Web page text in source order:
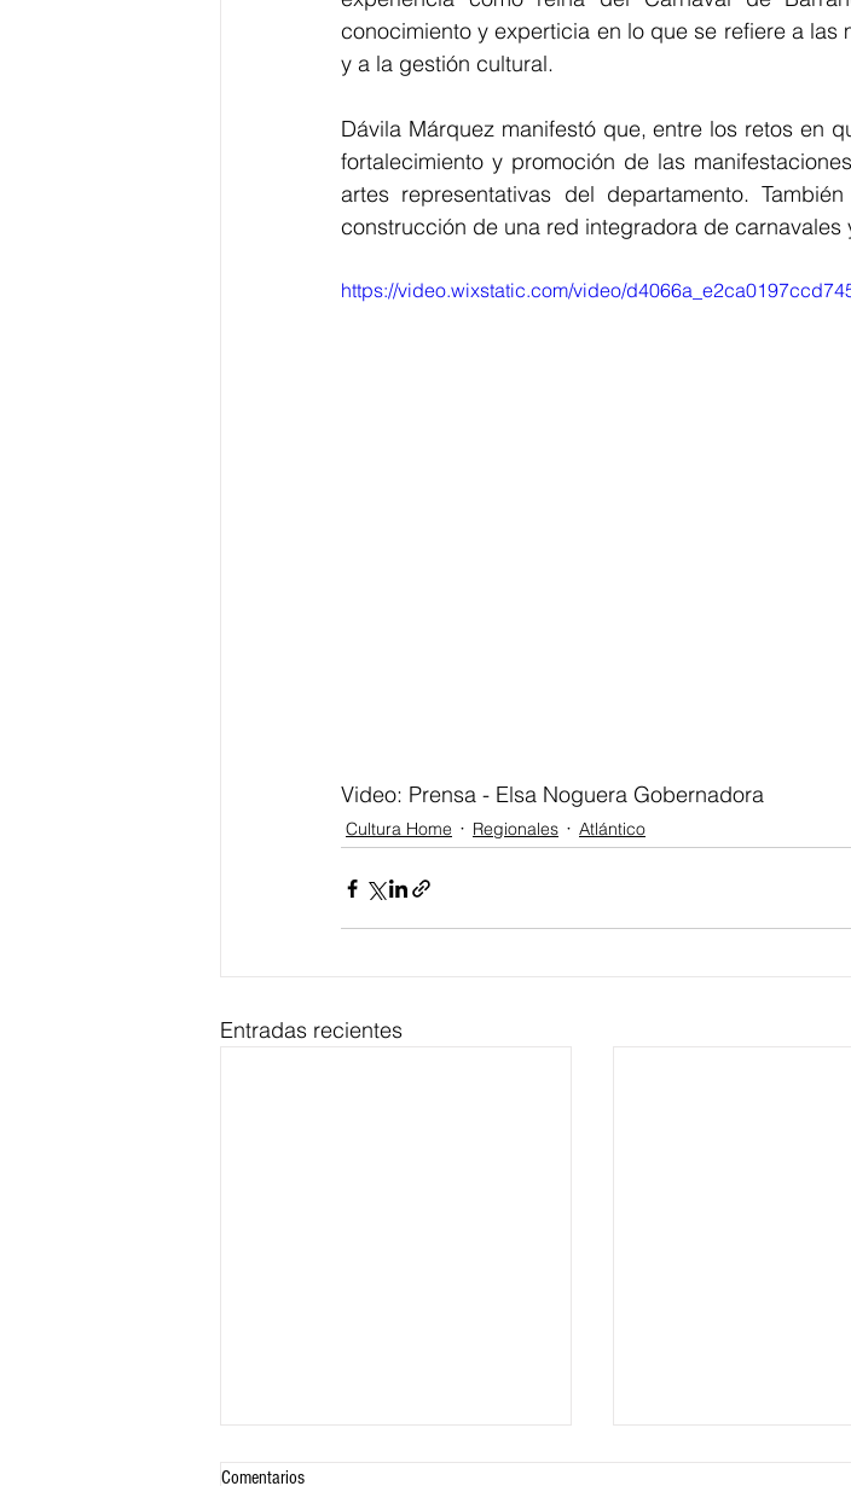
conocimiento y experticia en lo que se refiere a
y a la gestión cultural.
Dávila Márquez manifestó que, entre los retos en
fortalecimiento y promoción de las
artes representativas del departamento.
construcción de una red integradora de carnavales
https://video.wixstatic.com/video/
Video: Prensa - Elsa Noguera Gobernadora
Cultura Home Regionales Atlántico
Entradas recientes
Comentarios